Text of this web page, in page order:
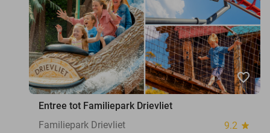
favorite_border
Entree tot Familiepark Drievliet
Familiepark Drievliet
9.2 star